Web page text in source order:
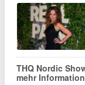
THQ Nordic
mehr